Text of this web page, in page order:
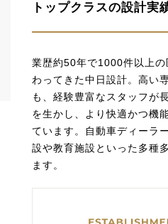
トップクラスの設計実
業歴約50年で1000件以上
わってきた中日設計。高い
も、経験豊富なスタッフが
を生かし、より快適かつ機
ています。自動車ディーラ
設や教育施設といった多種
ます。